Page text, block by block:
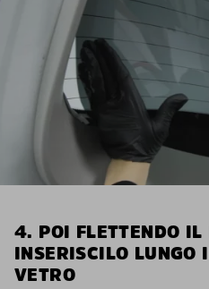
4. POI FLETTENDO IL
INSERISCILO LUNGO
VETRO